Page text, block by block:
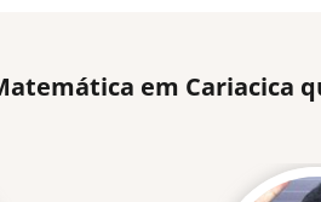
em Cariacica